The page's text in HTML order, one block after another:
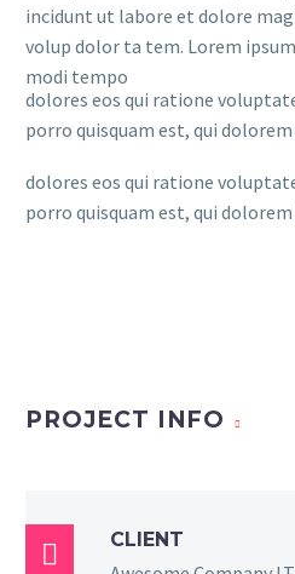
incidunt ut labore et dolore
volup dolor ta tem. Lorem
modi tempo
dolores eos qui ratione
porro quisquam est, qui
dolores eos qui ratione
porro quisquam est, qui
PROJECT INFO
 CLIENT